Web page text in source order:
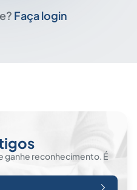
Faça login
reconhecimento. É